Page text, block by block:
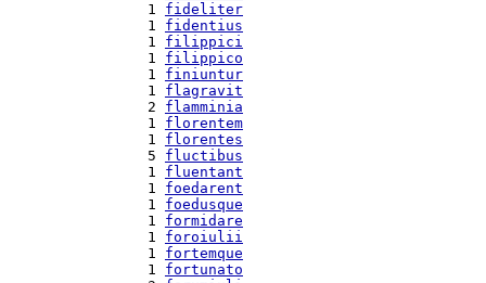
  1
fideliter
  1
fidentius
  1
filippici
  1
filippico
  1
finiuntur
  1
flagravit
  2
flamminia
  1
florentem
  1
florentes
  5
fluctibus
  1
fluentant
  1
foedarent
  1
foedusque
  1
formidare
  1
foroiulii
  1
fortemque
  1
fortunato